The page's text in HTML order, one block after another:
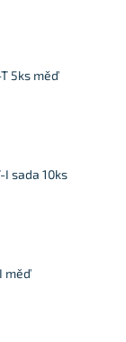
5ks měď
sada 10ks
měď